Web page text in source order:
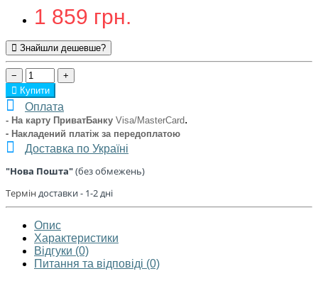
1 859 грн.
Знайшли дешевше?
−
+
Купити
Оплата
- На карту ПриватБанку Visa/MasterCard.
- Накладений платіж за передоплатою
Доставка по Україні
"Нова Пошта"(без обмежень)
Терміндоставки - 1-2 дні
Опис
Характеристики
Відгуки (0)
Питання та відповіді (0)